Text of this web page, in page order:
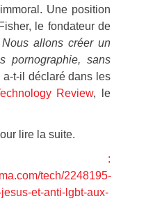
Une position
le fondateur de
Nous allons créer un
pornographie, sans
a-t-il déclaré dans les
Review, le
lire la suite.
:
tech/2248195-
et-anti-lgbt-aux-